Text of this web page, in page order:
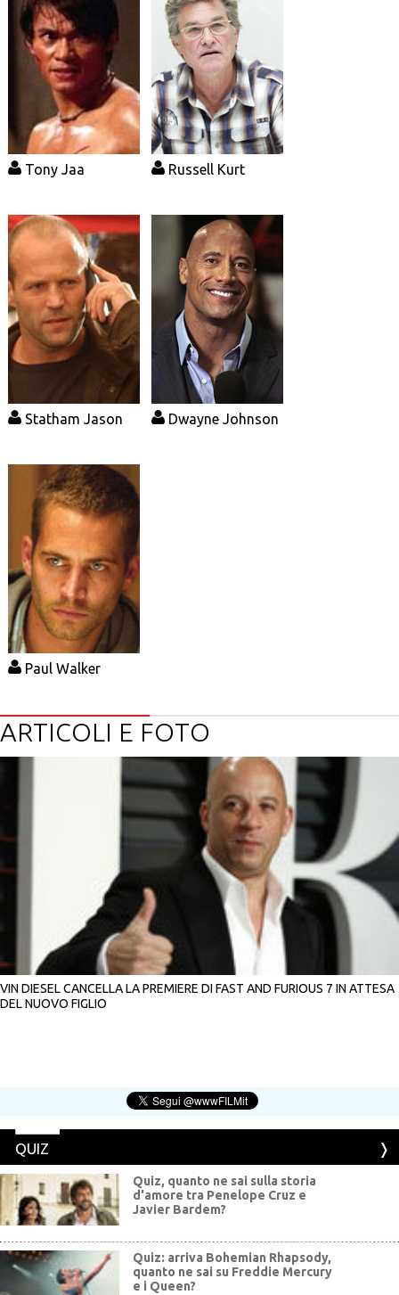
Tony Jaa Russell Kurt
Statham Jason Dwayne Johnson
Paul Walker
ARTICOLI E FOTO
VIN DIESEL CANCELLA LA PREMIERE DI FAST AND FURIOUS 7 IN ATTESA
DEL NUOVO FIGLIO
QUIZ
Quiz, quanto ne sai sulla storia
d'amore tra Penelope Cruz e
Javier Bardem?
Quiz: arriva Bohemian Rhapsody,
quanto ne sai su Freddie Mercury
e i Queen?